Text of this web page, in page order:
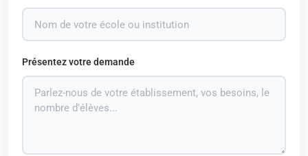
Présentez votre demande